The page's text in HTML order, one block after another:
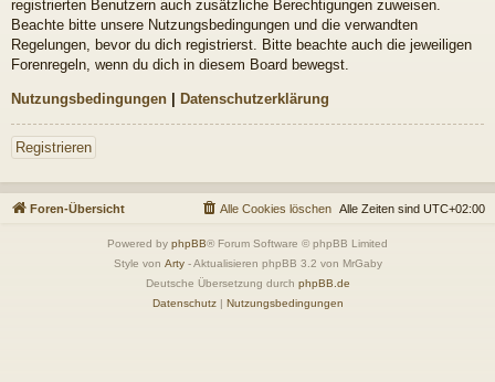
registrierten Benutzern auch zusätzliche Berechtigungen zuweisen.
Beachte bitte unsere Nutzungsbedingungen und die verwandten
Regelungen, bevor du dich registrierst. Bitte beachte auch die jeweiligen
Forenregeln, wenn du dich in diesem Board bewegst.
Nutzungsbedingungen | Datenschutzerklärung
Registrieren
Foren-Übersicht Alle Zeiten sind UTC+02:00
Alle Cookies löschen
Powered by phpBB® Forum Software © phpBB Limited
Style von Arty- Aktualisieren phpBB 3.2 von MrGaby
Deutsche Übersetzung durch phpBB.de
Datenschutz| Nutzungsbedingungen